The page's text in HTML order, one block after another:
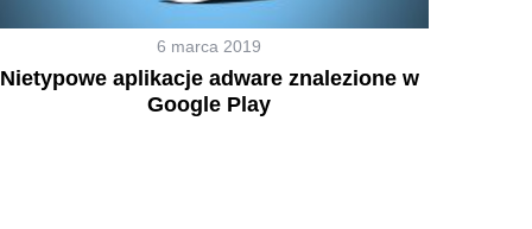
6 marca 2019
Nietypowe aplikacje adware znalezione w
Google Play